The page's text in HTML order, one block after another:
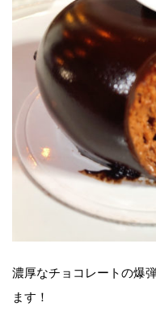
濃厚なチョコレートの爆
ます！